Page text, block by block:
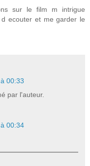
sur le film m intrigue
ecouter et me garder le
00:33
par l'auteur.
00:34